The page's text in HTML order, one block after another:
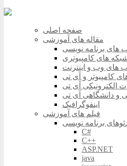
صفحه اصلی
مقاله های آموزشی
های برنامه نویسی
های کامپیوتری
های وب و اینترنت
کامپیوتر و آی تی
الکترونیکی آی تی
و دانشگاهی آی تی
اینفوگرافیک
فیلم های آموزشی
برنامه نویسی
C#
C++
ASP.NET
java